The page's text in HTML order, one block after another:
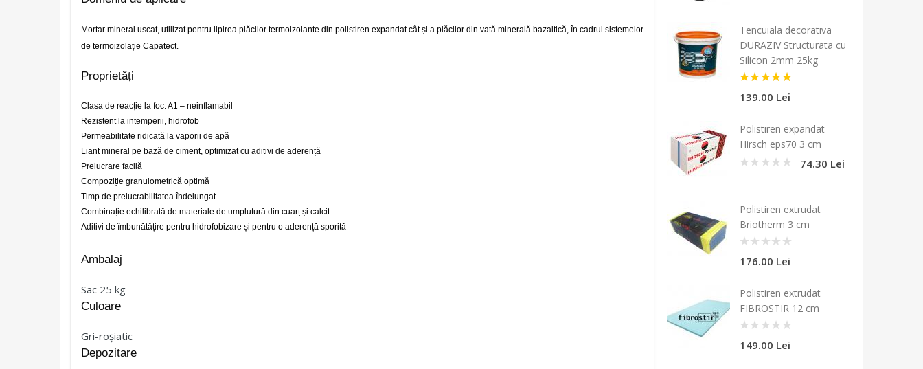
Mortar mineral uscat, utilizat pentru lipirea plăcilor termoizolante din polistiren expandat cât și a plăcilor din vată minerală bazaltică, în cadrul sistemelor
de termoizolație Capatect.
Proprietăți
Clasa de reacție la foc: A1 – neinflamabil
Rezistent la intemperii, hidrofob
Permeabilitate ridicată la vaporii de apă
Liant mineral pe bază de ciment, optimizat cu aditivi de aderență
Prelucrare facilă
Compoziție granulometrică optimă
Timp de prelucrabilitatea îndelungat
Combinație echilibrată de materiale de umplutură din cuarț și calcit
Aditivi de îmbunătățire pentru hidrofobizare și pentru o aderență sporită
Ambalaj
Sac 25 kg
Culoare
Gri-roșiatic
Depozitare
Tencuiala decorativa
DURAZIV Structurata cu
Silicon 2mm 25kg
139.00 Lei
Polistiren expandat
Hirsch eps70 3 cm
74.30 Lei
Polistiren extrudat
Briotherm 3 cm
176.00 Lei
Polistiren extrudat
FIBROSTIR 12 cm
149.00 Lei